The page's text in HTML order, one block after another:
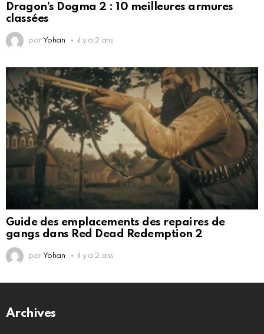
Dragon’s Dogma 2 : 10 meilleures armures
classées
par Yohan il y a 2 ans
Guide des emplacements des repaires de
gangs dans Red Dead Redemption 2
par Yohan il y a 2 ans
Archives